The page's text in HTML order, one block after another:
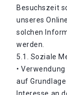
Besuchszeit
unseres
solchen
werden.
5.1. Soziale
•
auf